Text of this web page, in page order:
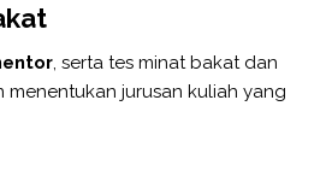
, serta tes minat bakat dan
menentukan jurusan kuliah yang